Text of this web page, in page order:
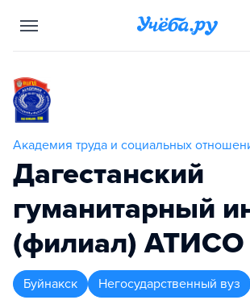
Академия труда и социальных
Дагестанский
гуманитарный
(филиал) АТИСО
Буйнакск Негосударственный вуз